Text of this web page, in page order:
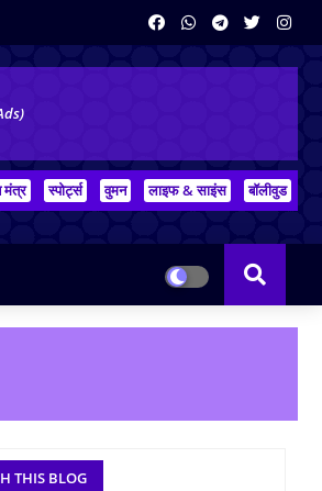
मंत्र स्पोर्ट्स वुमन लाइफ & साइंस बॉलीवुड
THIS BLOG